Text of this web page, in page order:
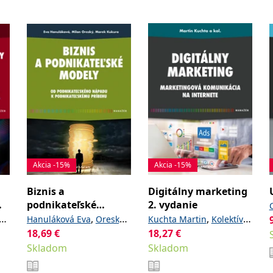
Akcia -15%
Biznis a
podnikateľské
modely
Hanuláková Eva, Oreský
Milan,Kukura Marek
18,69€
Skladom
Akcia -15%
Digitálny marketing
2. vydanie
Kuchta Martin, Kolektív
autorov
18,27€
Skladom